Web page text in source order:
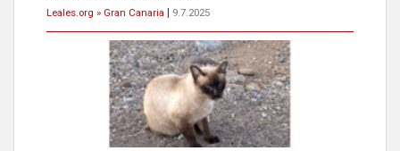
Leales.org » Gran Canaria
9.7.2025